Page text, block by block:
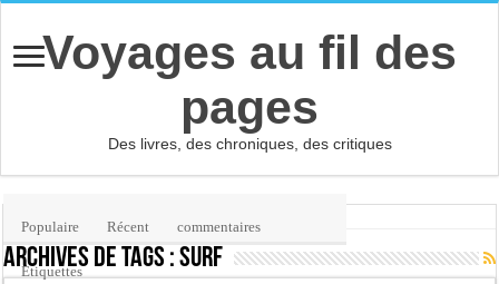
Voyages au fil des
pages
Des livres, des chroniques, des critiques
Archives de tags :surf
Populaire Récent commentaires
Etiquettes